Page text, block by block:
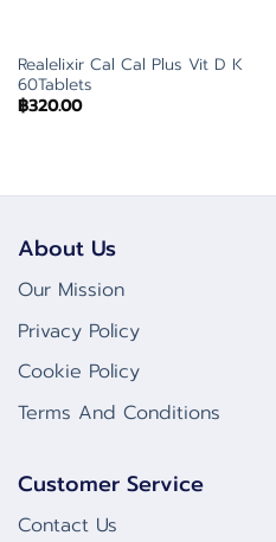
Realelixir Cal Cal Plus Vit D K
60Tablets
฿320.00
About Us
Our Mission
Privacy Policy
Cookie Policy
Terms And Conditions
Customer Service
Contact Us